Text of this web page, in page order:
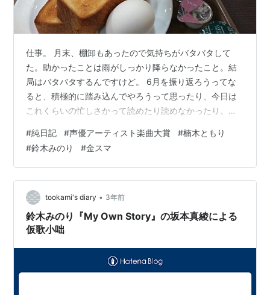
仕事。 月末、棚卸もあったので気持ちがバタバタして
た。助かったことは雨がしっかり降らなかったこと。結
局はバタバタするんですけど。 6月を振り返ろうってな
ると、積極的に踏み込んでやろうって思ったり、今日は
これくらいの忙しさかって読めたり読めなかったり。特
ら、6月もお疲れ様上半期お疲れ様の意味も込めて、ホリ
ーズカフェでモーニングトーストが食べたくなった。食
べながら29日の日記と、声優アーティスト楽曲大賞の上
半期を選出をした。それを僕は強さと呼びたい/楠木とも
りわだちの花/鈴木みのり反省会/高橋李依タイムトラベラ
ー/坂本真綾ユニエ/夏川椎菜光の中へ/…
#純日記 #声優アーティスト楽曲大賞 #楠木ともり
#鈴木みのり #金スマ
tookami's diary • 3年前
鈴木みのり『My Own Story』の坂本真綾による
仮歌小咄